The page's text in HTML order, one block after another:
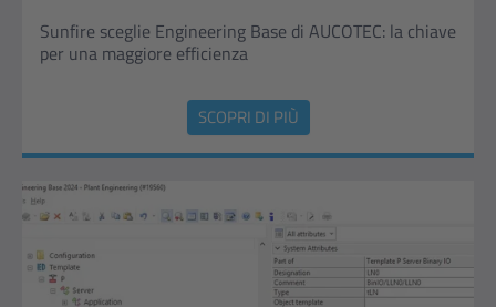
Sunfire sceglie Engineering Base di AUCOTEC: la chiave
per una maggiore efficienza
SCOPRI DI PIÙ